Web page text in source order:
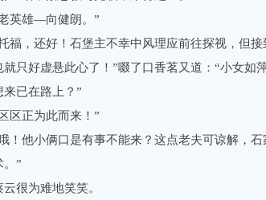
雄—向健朗。”
，还好！石堡主不幸中风理应前往探视，但接
就只好虚悬此心了！”啜了口香茗又道：“小女如
来已在路上？”
正为此而来！”
他小俩口是有事不能来？这点老夫可谅解，石
。”
为难地笑笑。